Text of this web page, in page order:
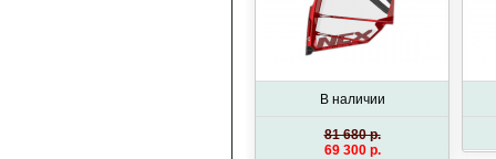
В наличии
81 680 p.
69 300 p.